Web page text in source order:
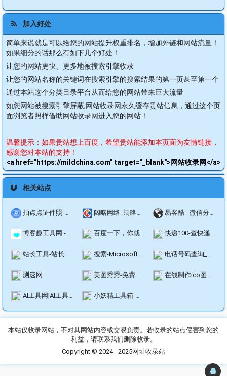
加入好处
简单来说就是可以给您的网站提升权重排名，增加外链和网站流量！
如果细分的话那么有如下几个好处！
让您的网站更快、更多地被搜索引擎收录
让您的网站名称的关键词在搜索引擎的搜索结果的第一页甚至第一个
通过本站这个分类目录平台从而给您的网站带来巨大流量
如您网站被搜索引擎屏蔽,网站收录网永久缓存贵站信息，通过这个页
面浏览者照样借助网站收录网进入您的网站！
温馨提示：如果贵站想上百度，希望贵站能添加本页面为友情链接，
感谢您对本站的支持！
<a href="https://mildchina.com" target="_blank">网站收录网</a>
相关站点
拍点点证件照-证件照制作工具_证件照换底色_报名证件照审核工具_证件照换服装工具 阔略网络_阔略科技_短链生成_短网址生成_网址缩短 易客酷 - 微信分销系统 _ 分销商城系统 _ 微商分销系统
博客趣工具网 - 免费在线工具查询 百度一下，你就知道 快递100-查快递,寄快递,管快递,上快递100,用百递云
站长工具-站长之家 搜索-Microsoft必应 电话号码查询_电话号码大全_电话手机号码归属地查询--查电话网
测速网 美图秀秀-免费在线P图抠图拼图_证件照制作 在线制作ico图标|在线ico图标转换工具方便制作favicon.ico-比特虫-Bitbug.net
AI工具网|AI工具导航和推荐-人工智能工具集合-快速找到最佳AI工具 小妖精工具箱-在线小工具
本站仅收录网站，不对其网站内容或交易负责。若收录的站点侵害到您的
利益，请联系我们删除收录。
Copyright © 2024 - 2025网址收录站